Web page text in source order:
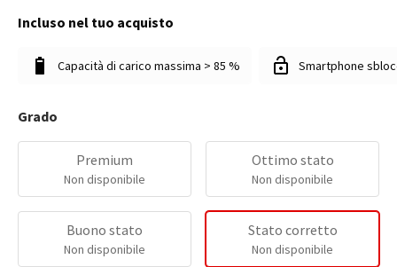
Incluso nel tuo acquisto
Capacità di carico massima > 85 % Smartphone
Grado
Premium
Non disponibile
Ottimo stato
Non disponibile
Buono stato
Non disponibile
Stato corretto
Non disponibile